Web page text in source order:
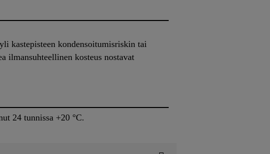
kastepisteen kondensoitumisriskin tai
ilmansuhteellinen kosteus nostavat
24 tunnissa +20 °C.